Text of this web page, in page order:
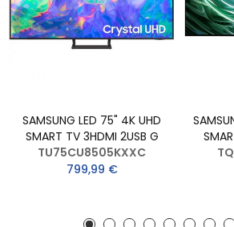
SAMSUNG LED 75" 4K UHD
SMART TV 3HDMI 2USB G
TU75CU8505KXXC
799,99 €